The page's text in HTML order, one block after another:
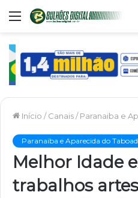
Menu
Início / Canais/ Paranaiba e
Paranaiba e Aparecida do
Melhor Idade
trabalhos